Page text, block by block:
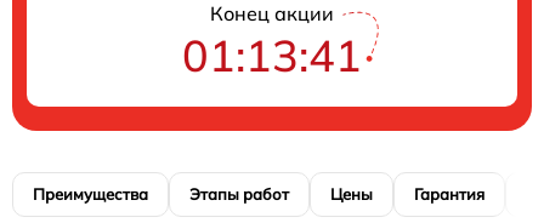
Конец акции
01:13:40
Преимущества Этапы работ Цены Гарантия